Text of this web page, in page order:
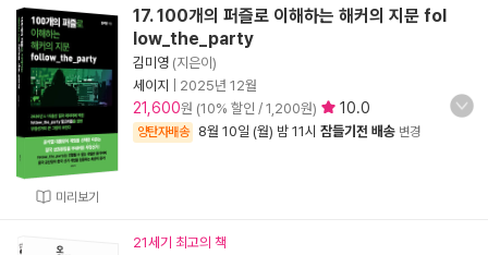
미리보기
17. 100개의 퍼즐로 이해하는 해커의 지문 fol
low_the_party
김미영 (지은이)
세이지
2025년 12월
21,600원 (10% 할인 / 1,200원) 10.0
양탄자배송 8월 10일 (월) 밤 11시 잠들기전 배송 변경
21세기 최고의 책